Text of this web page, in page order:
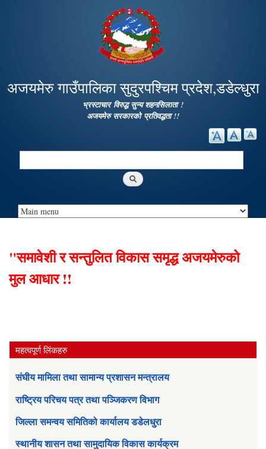
main
content
अजयमेरु गाउँपालिका सुदुरपश्चिम प्रदेश,डडेल्धुरा
भ्रस्टाचार विरुद्ध सुन्य शहनसिलाता !
अजयमेरु सरकारको प्रतिवद्धता !!
Search
"समावेशी र सन्तुलित विकास समृद्ध अजयमेरुको
मुल आधार !!
महत्वपूर्ण लिंकहरु
संघीय मामिला तथा सामान्य प्रशासन मन्त्रालय
राष्ट्रिय परिचय पत्र तथा पञ्जिकरण विभाग
जिल्ला समन्वय समितिको कार्यालय डडेलधुरा
स्थानीय शासन तथा सामुदायिक विकास कार्यक्रम